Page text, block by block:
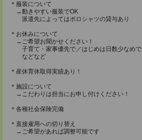
＊服装について
→動きやすい服装でOK
派遣先によってはポロシャツの貸与あり
＊お休みについて
→ご希望お聞かせください！
子育て・家事優先で／はじめは日数少なめで
などなど
＊産休育休取得実績あり！
＊施設について
→こだわりは担当にお申し付けください！
＊各種社会保険完備
＊直接雇用への切り替え
→ご希望があれば調整可能です